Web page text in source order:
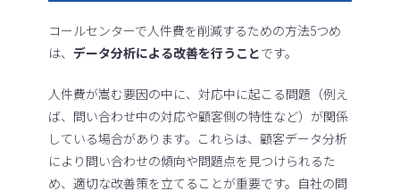
コールセンターで人件費を削減するための方法5つめ
は、データ分析による改善を行うことです。
人件費が嵩む要因の中に、対応中に起こる問題（例え
ば、問い合わせ中の対応や顧客側の特性など）が関係
している場合があります。これらは、顧客データ分析
により問い合わせの傾向や問題点を見つけられるた
め、適切な改善策を立てることが重要です。自社の問